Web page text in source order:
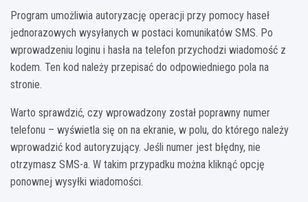
Program umożliwia autoryzację operacji przy pomocy haseł
jednorazowych wysyłanych w postaci komunikatów SMS. Po
wprowadzeniu loginu i hasła na telefon przychodzi wiadomość z
kodem. Ten kod należy przepisać do odpowiedniego pola na
stronie.
Warto sprawdzić, czy wprowadzony został poprawny numer
telefonu – wyświetla się on na ekranie, w polu, do którego należy
wprowadzić kod autoryzujący. Jeśli numer jest błędny, nie
otrzymasz SMS-a. W takim przypadku można kliknąć opcję
ponownej wysyłki wiadomości.